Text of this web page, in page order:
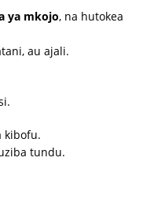
ya mkojo, na hutokea
au ajali.
kibofu.
tundu.